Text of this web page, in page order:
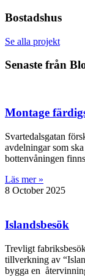
Bostadshus
Se alla projekt
Senaste från
Montage
Svartedalsgatan
avdelningar som
bottenvåningen
Läs mer »
8 October 2025
Islandsbesök
Trevligt
tillverkning av
bygga en